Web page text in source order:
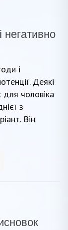
негативно
і
Деякі
для чоловіка
з
Він